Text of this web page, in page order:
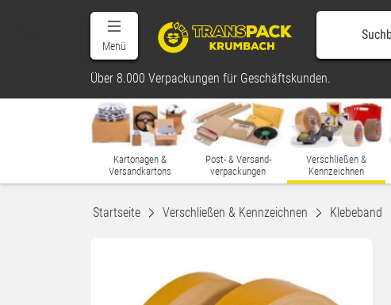
Menü
Über 8.000 Verpackungen für Geschäftskunden.
Kartonagen &
Versandkartons
Post- & Versand-
verpackungen
Verschließen &
Kennzeichnen
Startseite Verschließen & Kennzeichnen Klebeband